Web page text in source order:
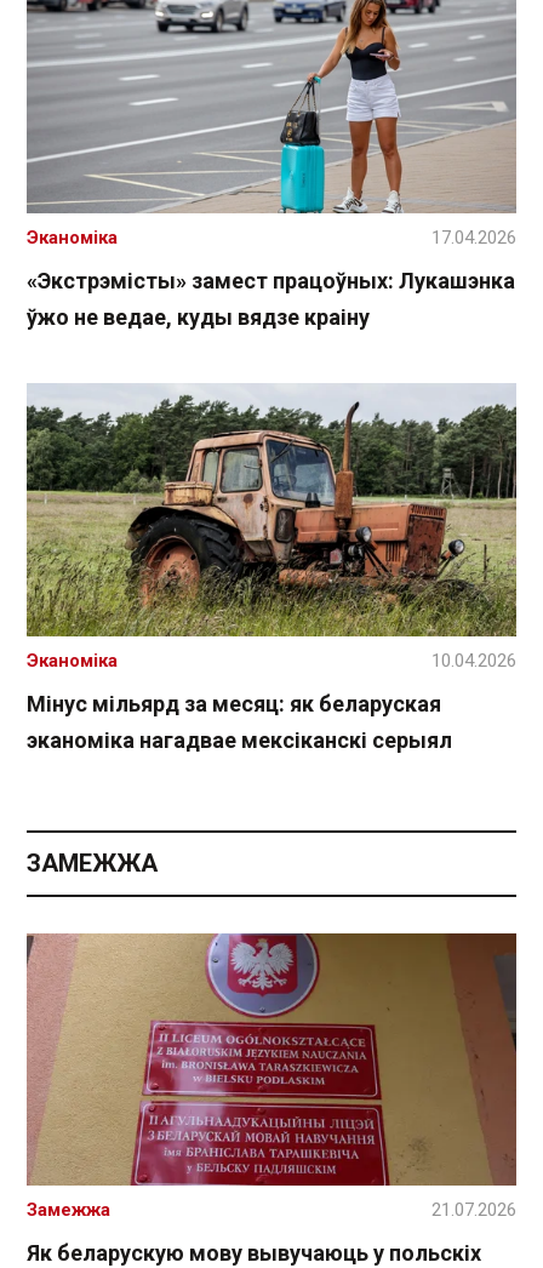
«Экстрэмісты» замест працоўных: Лукашэнка
ўжо не ведае, куды вядзе краіну
Эканоміка 17.04.2026
Мінус мільярд за месяц: як беларуская
эканоміка нагадвае мексіканскі серыял
Эканоміка 10.04.2026
ЗАМЕЖЖА
Як беларускую мову вывучаюць у польскіх
Замежжа 21.07.2026